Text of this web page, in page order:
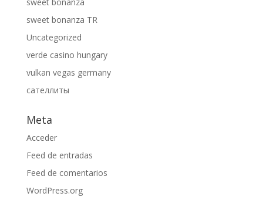
sweet bonanza TR
Uncategorized
verde casino hungary
vulkan vegas germany
сателлиты
Meta
Acceder
Feed de entradas
Feed de comentarios
WordPress.org